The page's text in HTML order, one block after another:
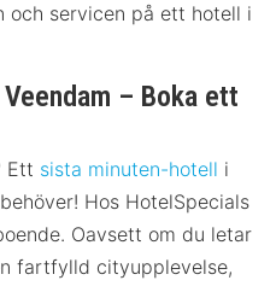
och servicen på ett hotell i
– Boka ett
Ett sista minuten-hotell i
Hos HotelSpecials
Oavsett om du letar
fartfylld cityupplevelse,